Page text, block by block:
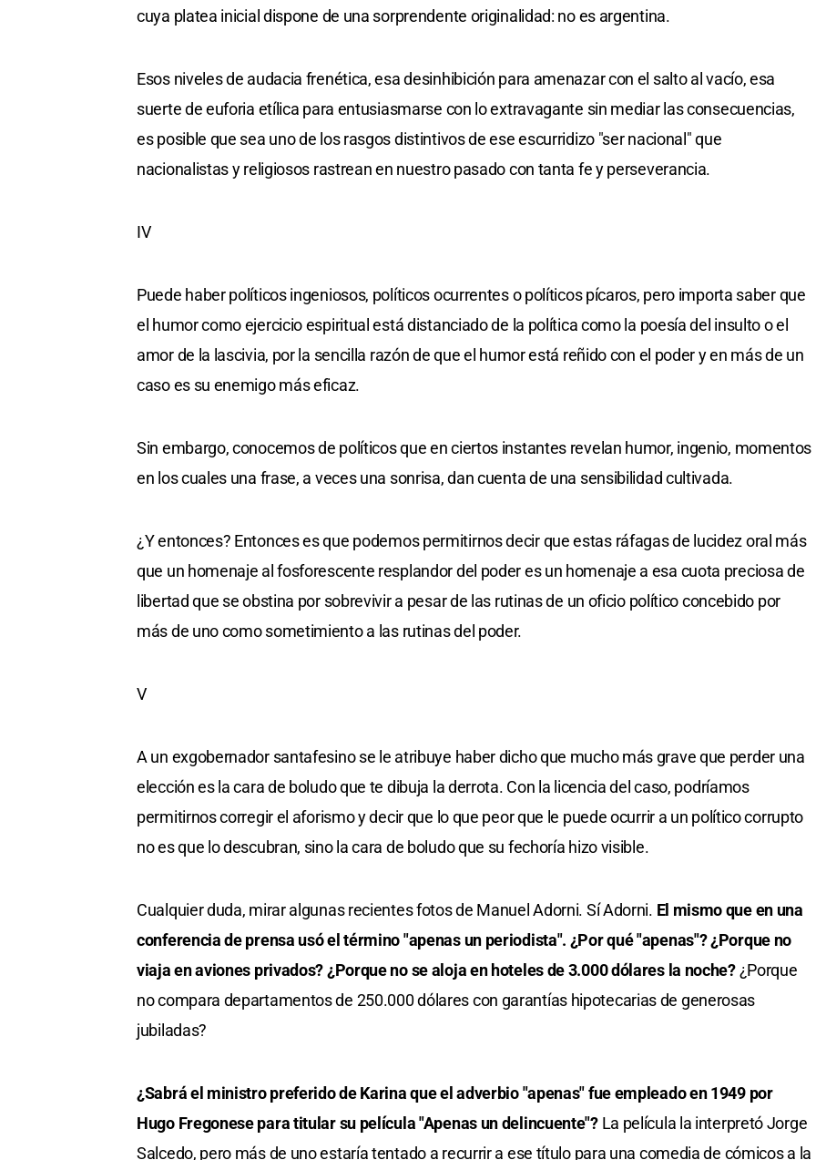
cuya platea inicial dispone de una sorprendente originalidad: no es argentina.
Esos niveles de audacia frenética, esa desinhibición para amenazar con el salto al vacío, esa
suerte de euforia etílica para entusiasmarse con lo extravagante sin mediar las consecuencias,
es posible que sea uno de los rasgos distintivos de ese escurridizo "ser nacional" que
nacionalistas y religiosos rastrean en nuestro pasado con tanta fe y perseverancia.
IV
Puede haber políticos ingeniosos, políticos ocurrentes o políticos pícaros, pero importa saber que
el humor como ejercicio espiritual está distanciado de la política como la poesía del insulto o el
amor de la lascivia, por la sencilla razón de que el humor está reñido con el poder y en más de un
caso es su enemigo más eficaz.
Sin embargo, conocemos de políticos que en ciertos instantes revelan humor, ingenio, momentos
en los cuales una frase, a veces una sonrisa, dan cuenta de una sensibilidad cultivada.
¿Y entonces? Entonces es que podemos permitirnos decir que estas ráfagas de lucidez oral más
que un homenaje al fosforescente resplandor del poder es un homenaje a esa cuota preciosa de
libertad que se obstina por sobrevivir a pesar de las rutinas de un oficio político concebido por
más de uno como sometimiento a las rutinas del poder.
V
A un exgobernador santafesino se le atribuye haber dicho que mucho más grave que perder una
elección es la cara de boludo que te dibuja la derrota. Con la licencia del caso, podríamos
permitirnos corregir el aforismo y decir que lo que peor que le puede ocurrir a un político corrupto
no es que lo descubran, sino la cara de boludo que su fechoría hizo visible.
Cualquier duda, mirar algunas recientes fotos de Manuel Adorni. Sí Adorni. El mismo que en una
conferencia de prensa usó el término "apenas un periodista". ¿Por qué "apenas"? ¿Porque no
viaja en aviones privados? ¿Porque no se aloja en hoteles de 3.000 dólares la noche?¿Porque
no compara departamentos de 250.000 dólares con garantías hipotecarias de generosas
jubiladas?
¿Sabrá el ministro preferido de Karina que el adverbio "apenas" fue empleado en 1949 por
Hugo Fregonese para titular su película "Apenas un delincuente"?La película la interpretó Jorge
Salcedo, pero más de uno estaría tentado a recurrir a ese título para una comedia de cómicos a la